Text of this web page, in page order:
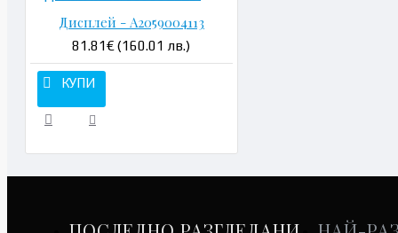
Дисплей - A2059004113
81.81€ (160.01 лв.)
КУПИ